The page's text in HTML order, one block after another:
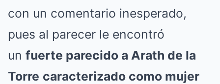
con un comentario inesperado,
pues al parecer le encontró
un fuerte parecido a Arath de la
Torre caracterizado como mujer